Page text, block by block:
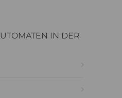
IN DER